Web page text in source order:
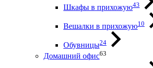
Шкафы в прихожую43
Вешалки в прихожую10
Обувницы24
Домашний офис63